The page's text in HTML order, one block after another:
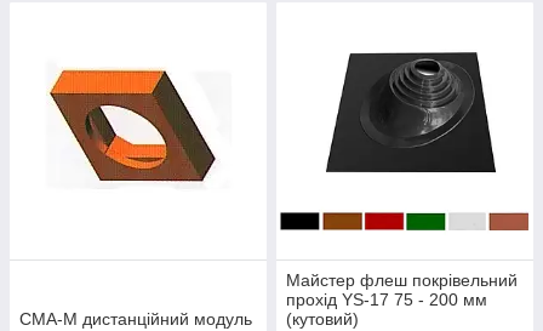
CMA-M дистанційний модуль
Майстер флеш покрівельний
прохід YS-17 75 - 200 мм
(кутовий)